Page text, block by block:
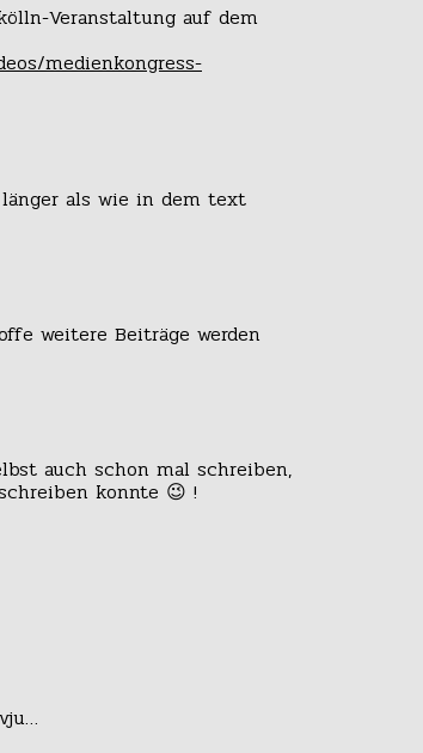
Veranstaltung auf dem
medienkongress-
als wie in dem text
weitere Beiträge werden
auch schon mal schreiben,
konnte 😉 !